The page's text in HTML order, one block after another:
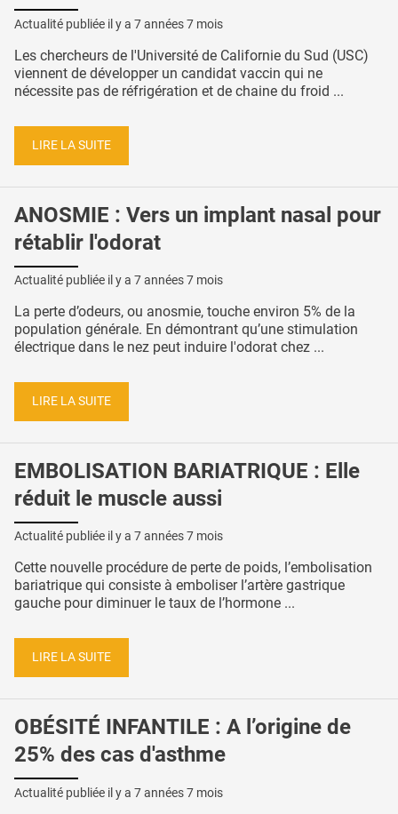
Actualité publiée il y a 7 années 7 mois
Les chercheurs de l'Université de Californie du Sud (USC)
viennent de développer un candidat vaccin qui ne
nécessite pas de réfrigération et de chaine du froid ...
LIRE LA SUITE
ANOSMIE : Vers un implant nasal pour
rétablir l'odorat
Actualité publiée il y a 7 années 7 mois
La perte d’odeurs, ou anosmie, touche environ 5% de la
population générale. En démontrant qu’une stimulation
électrique dans le nez peut induire l'odorat chez ...
LIRE LA SUITE
EMBOLISATION BARIATRIQUE : Elle
réduit le muscle aussi
Actualité publiée il y a 7 années 7 mois
Cette nouvelle procédure de perte de poids, l’embolisation
bariatrique qui consiste à emboliser l’artère gastrique
gauche pour diminuer le taux de l’hormone ...
LIRE LA SUITE
OBÉSITÉ INFANTILE : A l’origine de
25% des cas d'asthme
Actualité publiée il y a 7 années 7 mois